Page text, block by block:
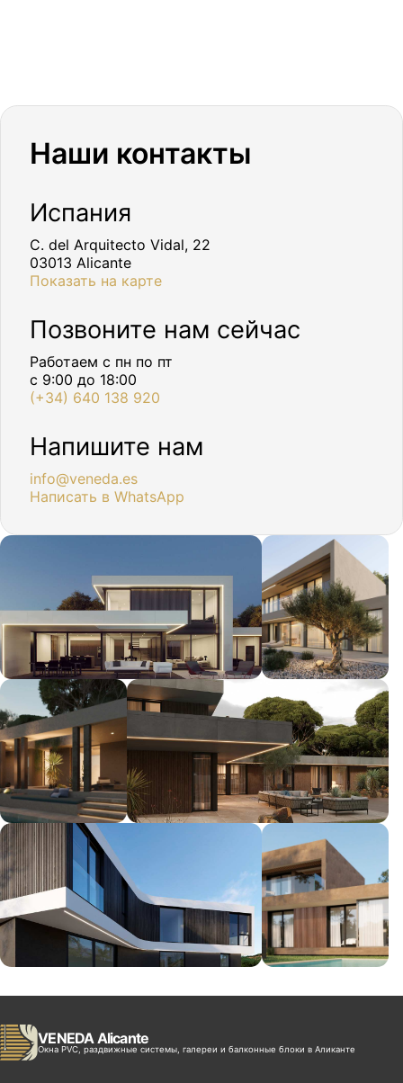
Наши контакты
Испания
C. del Arquitecto Vidal, 22
03013 Alicante
Показать на карте
Позвоните нам сейчас
Работаем с пн по пт
с 9:00 до 18:00
(+34) 640 138 920
Напишите нам
info@veneda.es
Написать в WhatsApp
VENEDA Alicante
Окна PVC, раздвижные системы, галереи и балконные блоки в Аликанте